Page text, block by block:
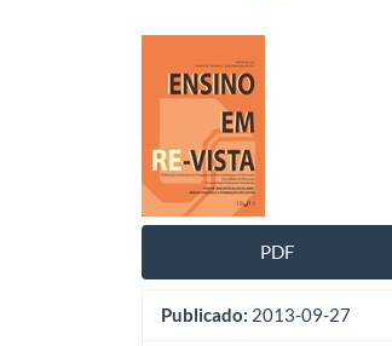
Barra
lateral
de
artigos
PDF
Publicado: 2013-09-27